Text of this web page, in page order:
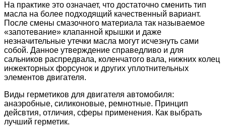
На практике это означает, что достаточно сменить тип
масла на более подходящий качественный вариант.
После смены смазочного материала так называемое
«запотевание» клапанной крышки и даже
незначительные утечки масла могут исчезнуть сами
собой. Данное утверждение справедливо и для
сальников распредвала, коленчатого вала, нижних колец
инжекторных форсунок и других уплотнительных
элементов двигателя.
Виды герметиков для двигателя автомобиля:
анаэробные, силиконовые, ремнотные. Принцип
дейсвтия, отличия, сферы применения. Как выбрать
лучший герметик.